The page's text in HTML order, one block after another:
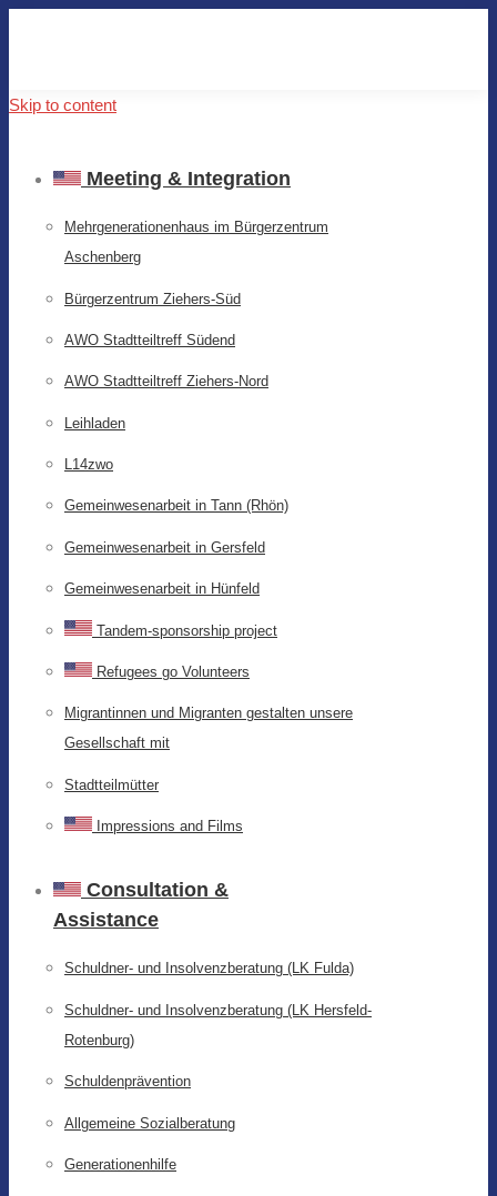
Skip to content
Meeting & Integration
Mehrgenerationenhaus im Bürgerzentrum
Aschenberg
Bürgerzentrum Ziehers-Süd
AWO Stadtteiltreff Südend
AWO Stadtteiltreff Ziehers-Nord
Leihladen
L14zwo
Gemeinwesenarbeit in Tann (Rhön)
Gemeinwesenarbeit in Gersfeld
Gemeinwesenarbeit in Hünfeld
Tandem-sponsorship project
Refugees go Volunteers
Migrantinnen und Migranten gestalten unsere
Gesellschaft mit
Stadtteilmütter
Impressions and Films
Consultation &
Assistance
Schuldner- und Insolvenzberatung (LK Fulda)
Schuldner- und Insolvenzberatung (LK Hersfeld-
Rotenburg)
Schuldenprävention
Allgemeine Sozialberatung
Generationenhilfe